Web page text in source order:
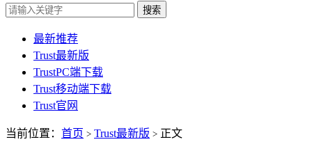
搜索
最新推荐
Trust最新版
TrustPC端下载
Trust移动端下载
Trust官网
当前位置： 首页 > Trust最新版 > 正文